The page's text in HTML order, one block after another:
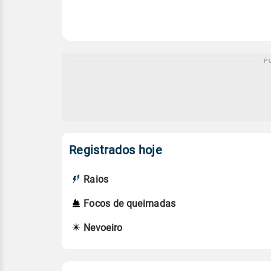
Registrados hoje
Raios
Focos de queimadas
Nevoeiro